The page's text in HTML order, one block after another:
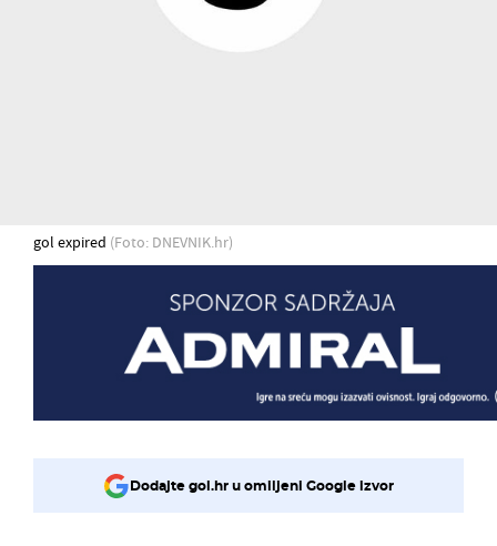
gol expired (Foto: DNEVNIK.hr)
Dodajte gol.hr u omiljeni Google izvor